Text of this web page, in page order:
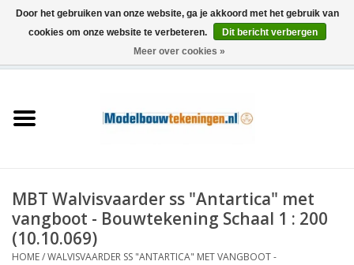
Schepen
Houtbouw
Scenery
MBT Walvisvaarder ss "Antartica" met
vangboot - Bouwtekening Schaal 1 : 200
(10.10.069)
HOME/WALVISVAARDER SS "ANTARTICA" MET VANGBOOT -
Door het gebruiken van onze website, ga je akkoord met het gebruik van
cookies om onze website te verbeteren.
Dit bericht verbergen
Meer over cookies »